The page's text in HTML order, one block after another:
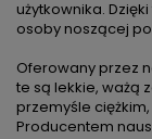
użytkownika.
osoby noszącej
Oferowany przez
te są lekkie, ważą
przemyśle
Producentem